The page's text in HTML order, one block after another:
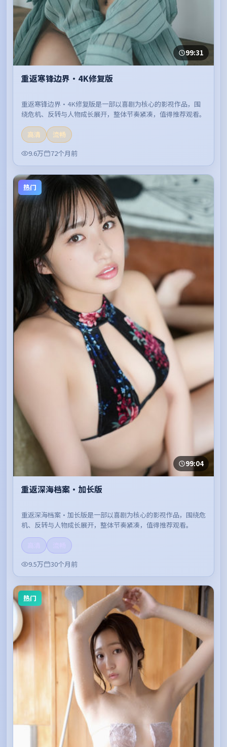
99:31
重返寒锋边界·4K修复版
重返寒锋边界·4K修复版是一部以喜剧为核心的影视作品，围
绕危机、反转与人物成长展开，整体节奏紧凑，值得推荐观看。
高清
流畅
9.6万
72个月前
热门
99:04
重返深海档案·加长版
重返深海档案·加长版是一部以喜剧为核心的影视作品，围绕危
机、反转与人物成长展开，整体节奏紧凑，值得推荐观看。
9.5万
30个月前
热门